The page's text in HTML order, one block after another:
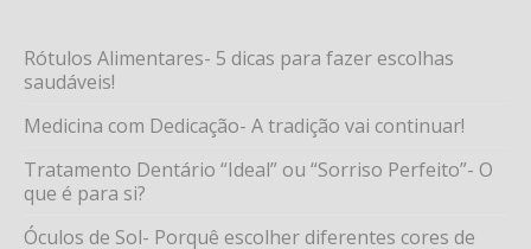
Rótulos Alimentares- 5 dicas para fazer escolhas
saudáveis!
Medicina com Dedicação- A tradição vai continuar!
Tratamento Dentário “Ideal” ou “Sorriso Perfeito”- O
que é para si?
Óculos de Sol- Porquê escolher diferentes cores de